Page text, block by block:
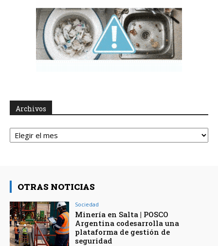
Archivos
Archivos
OTRAS NOTICIAS
Sociedad
Minería en Salta | POSCO
Argentina codesarrolla una
plataforma de gestión de
seguridad